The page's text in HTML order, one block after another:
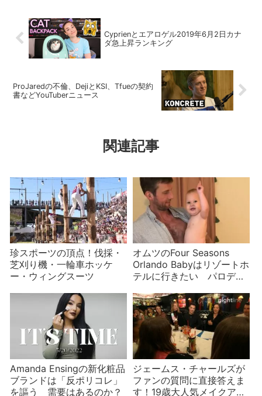
Cyprienとエアロゲル2019年6月2日カナ
ダ急上昇ランキング
ProJaredの不倫、DejiとKSI、Tfueの契約
書などYouTuberニュース
関連記事
珍スポーツの頂点！伐採・
芝刈り機・一輪車ホッケ
ー・ウィングスーツ
オムツのFour Seasons
Orlando Babyはリゾートホ
テルに行きたい パロディ
Amanda Ensingの新化粧品
ブランドは「反ポリコレ」
を謳う 需要はあるのか？
ジェームス・チャールズが
ファンの質問に直接答えま
す！19歳大人気メイクアッ